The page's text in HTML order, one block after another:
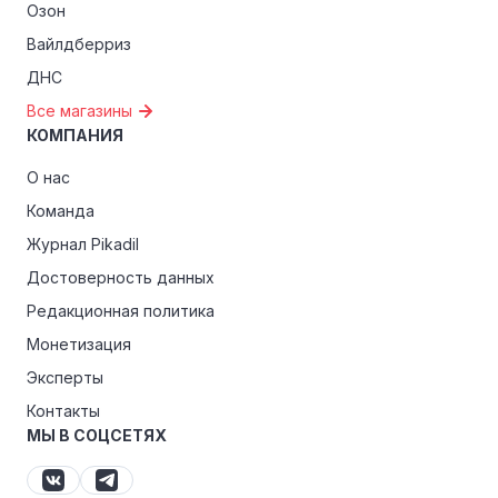
Озон
Вайлдберриз
ДНС
Все магазины
КОМПАНИЯ
О нас
Команда
Журнал Pikadil
Достоверность данных
Редакционная политика
Монетизация
Эксперты
Контакты
МЫ В СОЦСЕТЯХ